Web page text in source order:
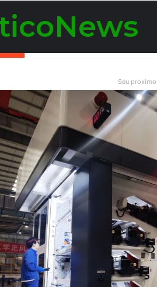
Seu